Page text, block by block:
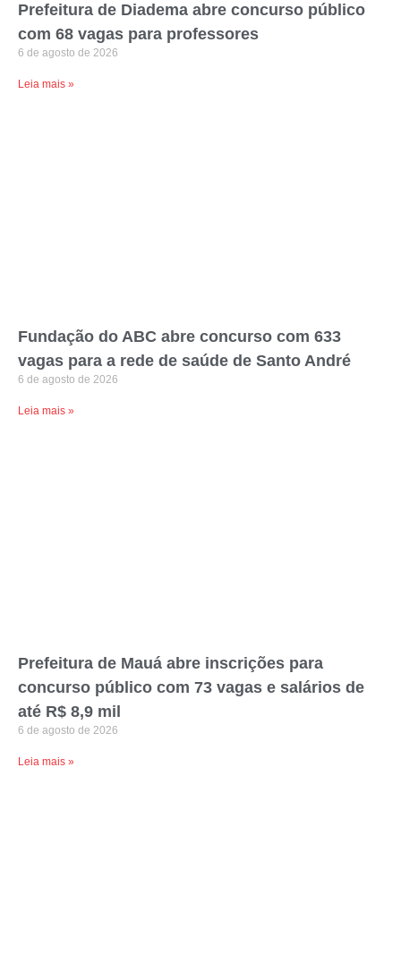
Prefeitura de Diadema abre concurso público
com 68 vagas para professores
6 de agosto de 2026
Leia mais »
Fundação do ABC abre concurso com 633
vagas para a rede de saúde de Santo André
6 de agosto de 2026
Leia mais »
Prefeitura de Mauá abre inscrições para
concurso público com 73 vagas e salários de
até R$ 8,9 mil
6 de agosto de 2026
Leia mais »